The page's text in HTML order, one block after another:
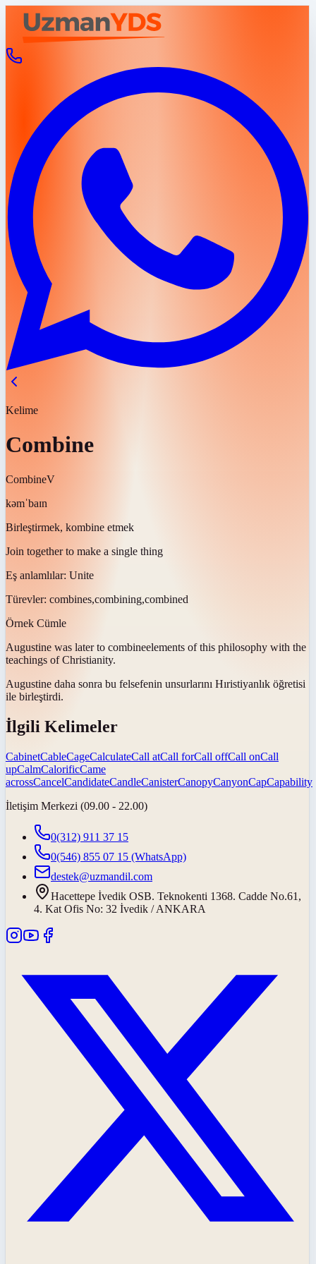
Kelime
Combine
CombineV
kəmˈbaɪn
Birleştirmek, kombine etmek
Join together to make a single thing
Eş anlamlılar: Unite
Türevler: combines,combining,combined
Örnek Cümle
Augustine was later to combineelements of this philosophy with the
teachings of Christianity.
Augustine daha sonra bu felsefenin unsurlarını Hıristiyanlık öğretisi
ile birleştirdi.
İlgili Kelimeler
CabinetCableCageCalculateCall atCall forCall offCall onCall
upCalmCalorificCame
acrossCancelCandidateCandleCanisterCanopyCanyonCapCapability
İletişim Merkezi (09.00 - 22.00)
0(312) 911 37 15
0(546) 855 07 15 (WhatsApp)
destek@uzmandil.com
Hacettepe İvedik OSB. Teknokenti 1368. Cadde No.61,
4. Kat Ofis No: 32 İvedik / ANKARA